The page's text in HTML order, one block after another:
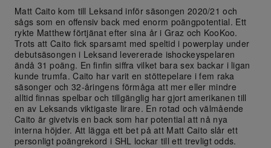
Matt Caito kom till Leksand inför säsongen 2020/21 och
sågs som en offensiv back med enorm poängpotential. Ett
rykte Matthew förtjänat efter sina år i Graz och KooKoo.
Trots att Caito fick sparsamt med speltid i powerplay under
debutsäsongen i Leksand levererade ishockeyspelaren
ändå 31 poäng. En finfin siffra vilket bara sex backar i ligan
kunde trumfa. Caito har varit en stöttepelare i fem raka
säsonger och 32-åringens förmåga att mer eller mindre
alltid finnas spelbar och tillgänglig har gjort amerikanen till
en av Leksands viktigaste lirare. En rotad och välmående
Caito är givetvis en back som har potential att nå nya
interna höjder. Att lägga ett bet på att Matt Caito slår ett
personligt poängrekord i SHL lockar till ett trevligt odds.